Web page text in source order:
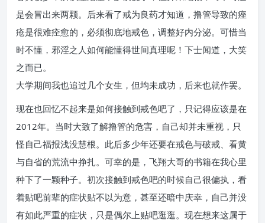
是会冒出来两颗。后来看了戒为良药才知道，撸管导致的痤
疮是很难痊愈的，必须彻底地戒色，调整好内分泌。可惜当
时不懂，邪淫之人如何能懂得世间真理呢！下士闻道，大笑
之而已。
大学期间我也追过几个女生，但均未成功，后来也就作罢。
现在也回忆不起来是如何接触到戒色吧了，只记得应该是在
2012年。当时大致了解撸管的危害，自己却并未重视，只
怪自己福报浅没慧根。此后多少年还要在戒色与破戒、看黄
与自省的荒流中挣扎。可幸的是，飞翔大哥的书籍在我心里
种下了一颗种子。初次接触到戒色吧的时候自己很偏执，看
着贴吧前辈的症状贴不以为意，甚至还暗中庆幸，自己并没
有如此严重的症状，只是偶尔上贴吧逛逛。现在想来这属于